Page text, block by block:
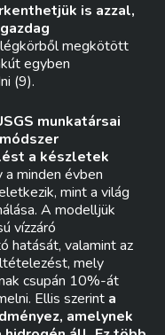
is azzal,
megkötött
egyben
(9).
munkatársai
a készletek
minden évben
mint a világ
A modelljük
vízzáró
hatását, valamint az
mely
csupán 10%-át
Ellis szerint a
amelynek